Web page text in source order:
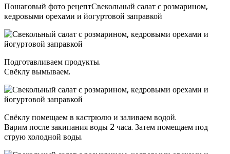
Пошаговый фото рецептСвекольный салат с розмарином,
кедровыми орехами и йогуртовой заправкой
Подготавливаем продукты.
Свёклу вымываем.
Свёклу помещаем в кастрюлю и заливаем водой.
Варим после закипания воды 2 часа. Затем помещаем под
струю холодной воды.